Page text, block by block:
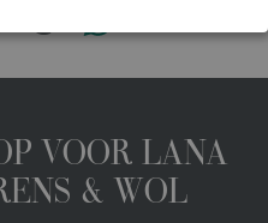
VOOR LANA
& WOL